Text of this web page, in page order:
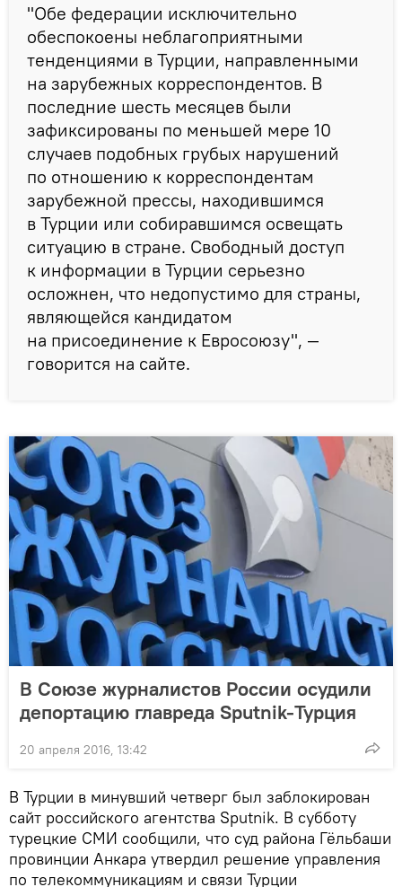
"Обе федерации исключительно
обеспокоены неблагоприятными
тенденциями в Турции, направленными
на зарубежных корреспондентов. В
последние шесть месяцев были
зафиксированы по меньшей мере 10
случаев подобных грубых нарушений
по отношению к корреспондентам
зарубежной прессы, находившимся
в Турции или собиравшимся освещать
ситуацию в стране. Свободный доступ
к информации в Турции серьезно
осложнен, что недопустимо для страны,
являющейся кандидатом
на присоединение к Евросоюзу", —
говорится на сайте.
В Союзе журналистов России осудили
депортацию главреда Sputnik-Турция
20 апреля 2016, 13:42
В Турции в минувший четверг был заблокирован
сайт российского агентства Sputnik. В субботу
турецкие СМИ сообщили, что суд района Гёльбаши
провинции Анкара утвердил решение управления
по телекоммуникациям и связи Турции